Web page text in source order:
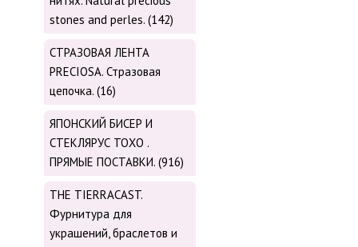
stones and perles. (142)
СТРАЗОВАЯ ЛЕНТА
PRECIOSA. Стразовая
цепочка. (16)
ЯПОНСКИЙ БИСЕР И
СТЕКЛЯРУС TOХО .
ПРЯМЫЕ ПОСТАВКИ. (916)
THE TIERRACAST.
Фурнитура для
украшений, браслетов и